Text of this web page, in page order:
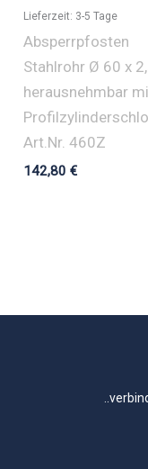
Lieferzeit: 3-5 Tage
Absperrpfosten
Stahlrohr Ø 60 x
herausnehmbar
Art.Nr. 460Z
142,80€